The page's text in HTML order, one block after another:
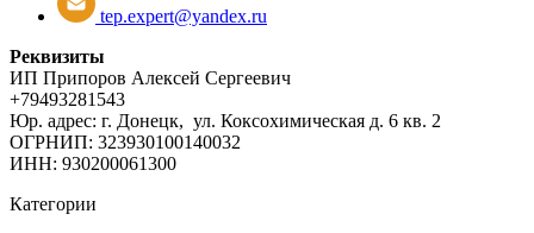
tep.expert@yandex.ru
Реквизиты
ИП Припоров Алексей Сергеевич
+79493281543
Юр. адрес: г. Донецк, ул. Коксохимическая д. 6 кв. 2
ОГРНИП: 323930100140032
ИНН: 930200061300
Категории